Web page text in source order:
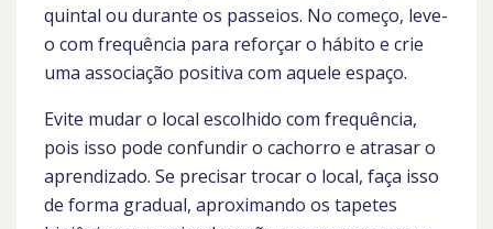
quintal ou durante os passeios. No começo, leve-
o com frequência para reforçar o hábito e crie
uma associação positiva com aquele espaço.
Evite mudar o local escolhido com frequência,
pois isso pode confundir o cachorro e atrasar o
aprendizado. Se precisar trocar o local, faça isso
de forma gradual, aproximando os tapetes